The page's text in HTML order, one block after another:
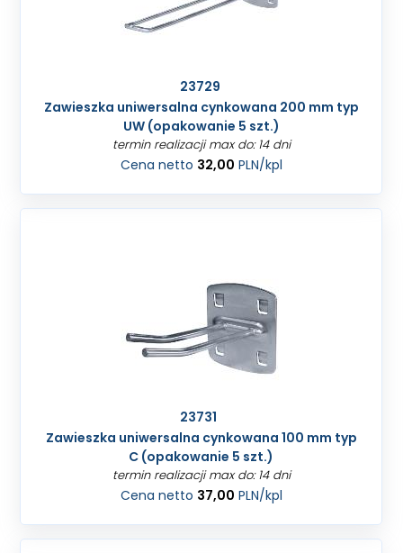
23729
Zawieszka uniwersalna cynkowana 200 mm typ
UW (opakowanie 5 szt.)
termin realizacji max do: 14 dni
Cena netto 32,00 PLN/kpl
23731
Zawieszka uniwersalna cynkowana 100 mm typ
C (opakowanie 5 szt.)
termin realizacji max do: 14 dni
Cena netto 37,00 PLN/kpl